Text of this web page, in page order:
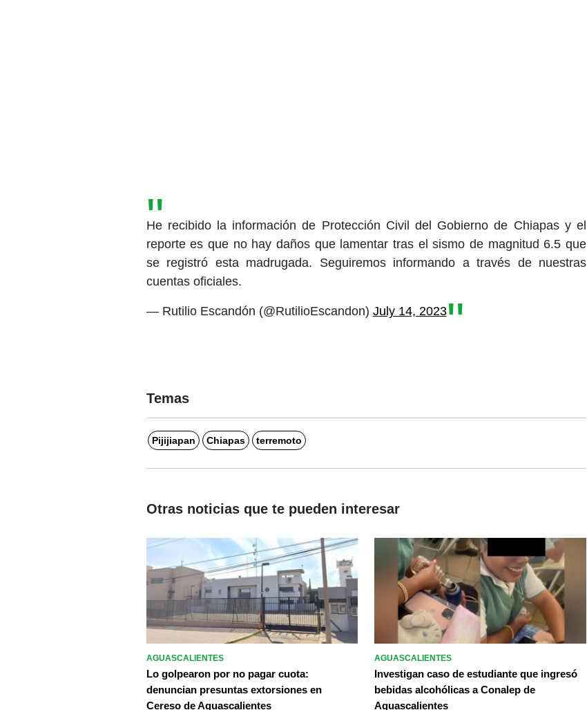
He recibido la información de Protección Civil del Gobierno de Chiapas y el
reporte es que no hay daños que lamentar tras el sismo de magnitud 6.5 que
se registró esta madrugada. Seguiremos informando a través de nuestras
cuentas oficiales.
— Rutilio Escandón (@RutilioEscandon) July 14, 2023
Temas
Pijijiapan Chiapas terremoto
Otras noticias que te pueden interesar
AGUASCALIENTES
Lo golpearon por no pagar cuota:
denuncian presuntas extorsiones en
Cereso de Aguascalientes
AGUASCALIENTES
Investigan caso de estudiante que ingresó
bebidas alcohólicas a Conalep de
Aguascalientes